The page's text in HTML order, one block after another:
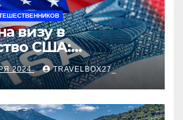
визу в
США:
руководство
2024 TRAVELBOX27_